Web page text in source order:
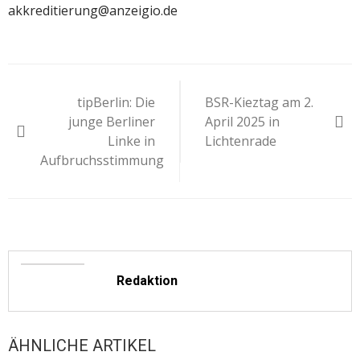
akkreditierung@anzeigio.de
tipBerlin: Die
junge Berliner
Linke in
Aufbruchsstimmung
BSR-Kieztag am 2.
April 2025 in
Lichtenrade
Redaktion
ÄHNLICHE ARTIKEL